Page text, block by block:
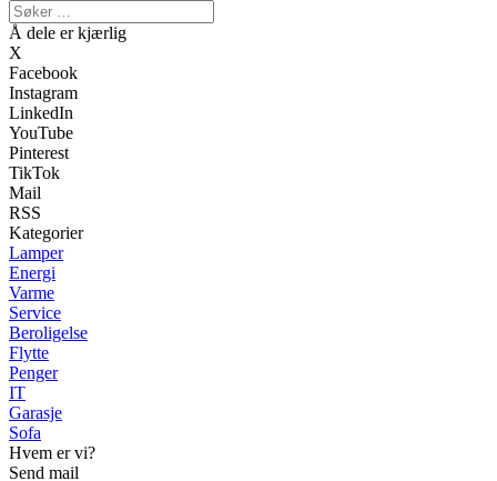
Å dele er kjærlig
X
Facebook
Instagram
LinkedIn
YouTube
Pinterest
TikTok
Mail
RSS
Kategorier
Lamper
Energi
Varme
Service
Beroligelse
Flytte
Penger
IT
Garasje
Sofa
Hvem er vi?
Send mail